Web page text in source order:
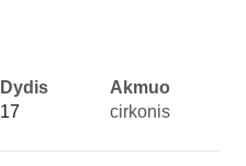
Dydis
17
Akmuo
cirkonis